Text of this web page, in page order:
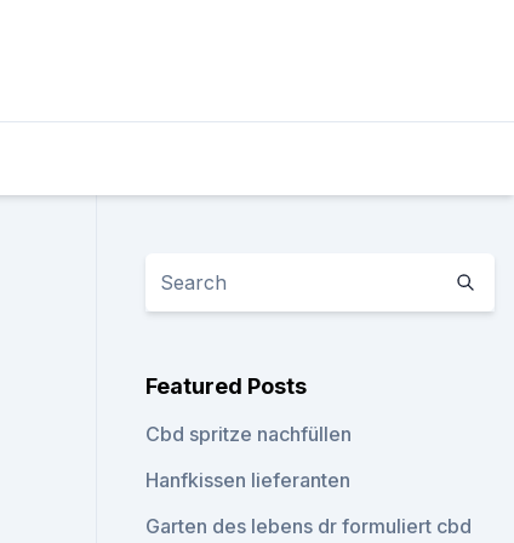
Featured Posts
Cbd spritze nachfüllen
Hanfkissen lieferanten
Garten des lebens dr formuliert cbd